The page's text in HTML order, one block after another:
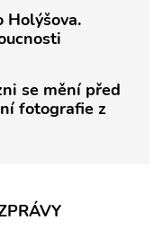
Holýšova.
se mění před
fotografie z